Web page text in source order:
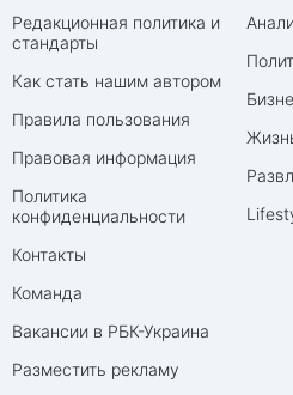
Редакционная политика и
стандарты
Как стать нашим автором
Правила пользования
Правовая информация
Политика
конфиденциальности
Контакты
Команда
Вакансии в РБК-Украина
Разместить рекламу